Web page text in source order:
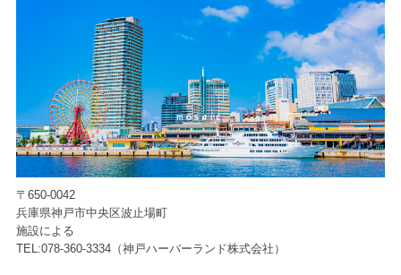
〒650-0042
兵庫県神戸市中央区波止場町
施設による
TEL:078-360-3334（神戸ハーバーランド株式会社）